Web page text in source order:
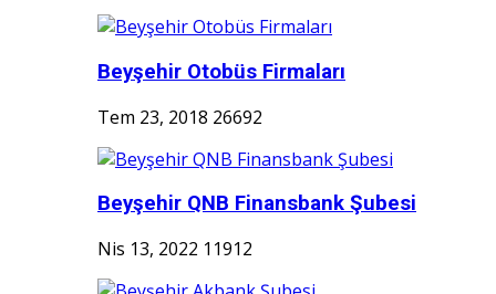
Beyşehir Otobüs Firmaları
Tem 23, 2018 26692
Beyşehir QNB Finansbank Şubesi
Nis 13, 2022 11912